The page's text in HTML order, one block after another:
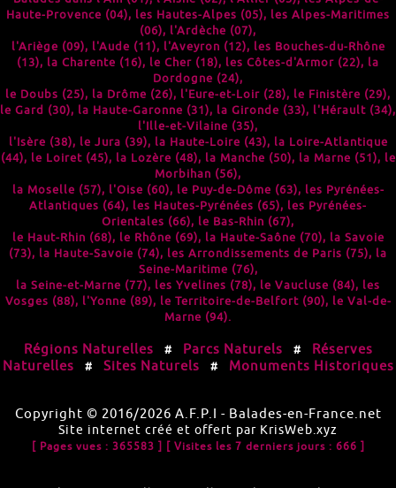
Haute-Provence (04), les Hautes-Alpes (05), les Alpes-Maritimes
(06), l'Ardèche (07),
l'Ariège (09), l'Aude (11), l'Aveyron (12), les Bouches-du-Rhône
(13), la Charente (16), le Cher (18), les Côtes-d'Armor (22), la
Dordogne (24),
le Doubs (25), la Drôme (26), l'Eure-et-Loir (28), le Finistère (29),
le Gard (30), la Haute-Garonne (31), la Gironde (33), l'Hérault (34),
l'Ille-et-Vilaine (35),
l'Isère (38), le Jura (39), la Haute-Loire (43), la Loire-Atlantique
(44), le Loiret (45), la Lozère (48), la Manche (50), la Marne (51), le
Morbihan (56),
la Moselle (57), l'Oise (60), le Puy-de-Dôme (63), les Pyrénées-
Atlantiques (64), les Hautes-Pyrénées (65), les Pyrénées-
Orientales (66), le Bas-Rhin (67),
le Haut-Rhin (68), le Rhône (69), la Haute-Saône (70), la Savoie
(73), la Haute-Savoie (74), les Arrondissements de Paris (75), la
Seine-Maritime (76),
la Seine-et-Marne (77), les Yvelines (78), le Vaucluse (84), les
Vosges (88), l'Yonne (89), le Territoire-de-Belfort (90), le Val-de-
Marne (94).
Régions Naturelles # Parcs Naturels #
Réserves
Naturelles # Sites Naturels # Monuments Historiques
Copyright © 2016/2026 A.F.P.I - Balades-en-France.net
Site internet créé et offert par KrisWeb.xyz
[ Pages vues : 365583 ] [ Visites les 7 derniers jours : 666 ]